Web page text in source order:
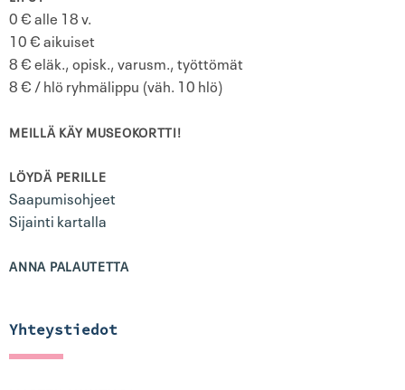
0 € alle 18 v.
10 € aikuiset
8 € eläk., opisk., varusm., työttömät
8 € / hlö ryhmälippu (väh. 10 hlö)
MEILLÄ KÄY MUSEOKORTTI!
LÖYDÄ PERILLE
Saapumisohjeet
Sijainti kartalla
ANNA PALAUTETTA
Yhteystiedot